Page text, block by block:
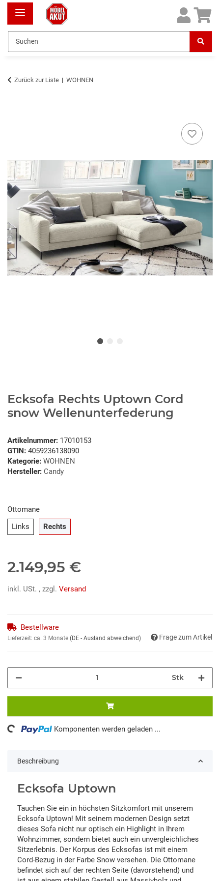
Zurück zur Liste WOHNEN
Ecksofa Rechts Uptown Cord
snow Wellenunterfederung
Artikelnummer: 17010153
GTIN: 4059236138090
Kategorie: WOHNEN
Hersteller: Candy
Ottomane
Links LinksRechts
2.149,95 €
inkl. USt. , zzgl. Versand
Bestellware
Lieferzeit: ca. 3 Monate (DE - Ausland abweichend) Frage zum Artikel
Stk
Komponenten werden geladen ...
Beschreibung
Ecksofa Uptown
Tauchen Sie ein in höchsten Sitzkomfort mit unserem
Ecksofa Uptown! Mit seinem modernen Design setzt
dieses Sofa nicht nur optisch ein Highlight in Ihrem
Wohnzimmer, sondern bietet auch ein unvergleichliches
Sitzerlebnis. Der Korpus des Ecksofas ist mit einem
Cord-Bezug in der Farbe Snow versehen. Die Ottomane
befindet sich auf der rechten Seite (davorstehend) und